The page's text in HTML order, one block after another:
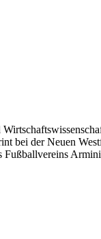
bei der Neuen
Fußballvereins